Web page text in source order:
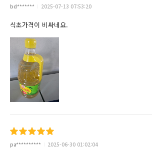
bd******* 2025-07-13 07:53:20
식초가격이 비싸네요.
pa********** 2025-06-30 01:02:04